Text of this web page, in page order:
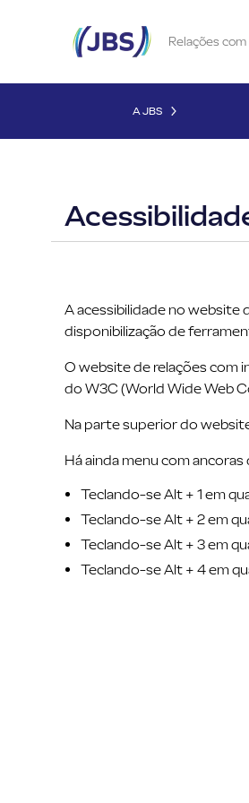
Relações
A JBS
A acessibilidade no website
disponibilização de
O website de relações com
do W3C (World Wide Web
Na parte superior do
Há ainda menu com
Teclando-se Alt + 1 em
Teclando-se Alt + 2 em
Teclando-se Alt + 3 em
Teclando-se Alt + 4 em